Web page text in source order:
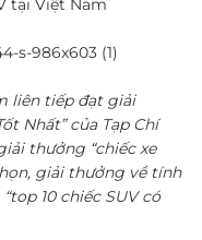
tại Việt Nam
liên tiếp đạt giải
Nhất” của Tạp Chí
thưởng “chiếc xe
giải thưởng về tính
10 chiếc SUV có